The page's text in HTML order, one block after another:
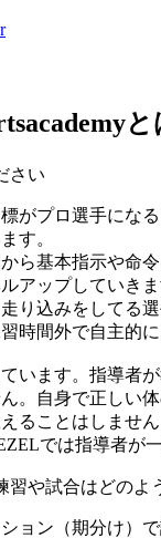
と
さい
がプロ選手にな
す。
ら基本指示や命
アップしていきま
り込みをしてる
時間外で自主的に
ています。指導者
。自身で正しい
ることはしませ
では指導者が
習や試合はどのよ
ョン（期分け）